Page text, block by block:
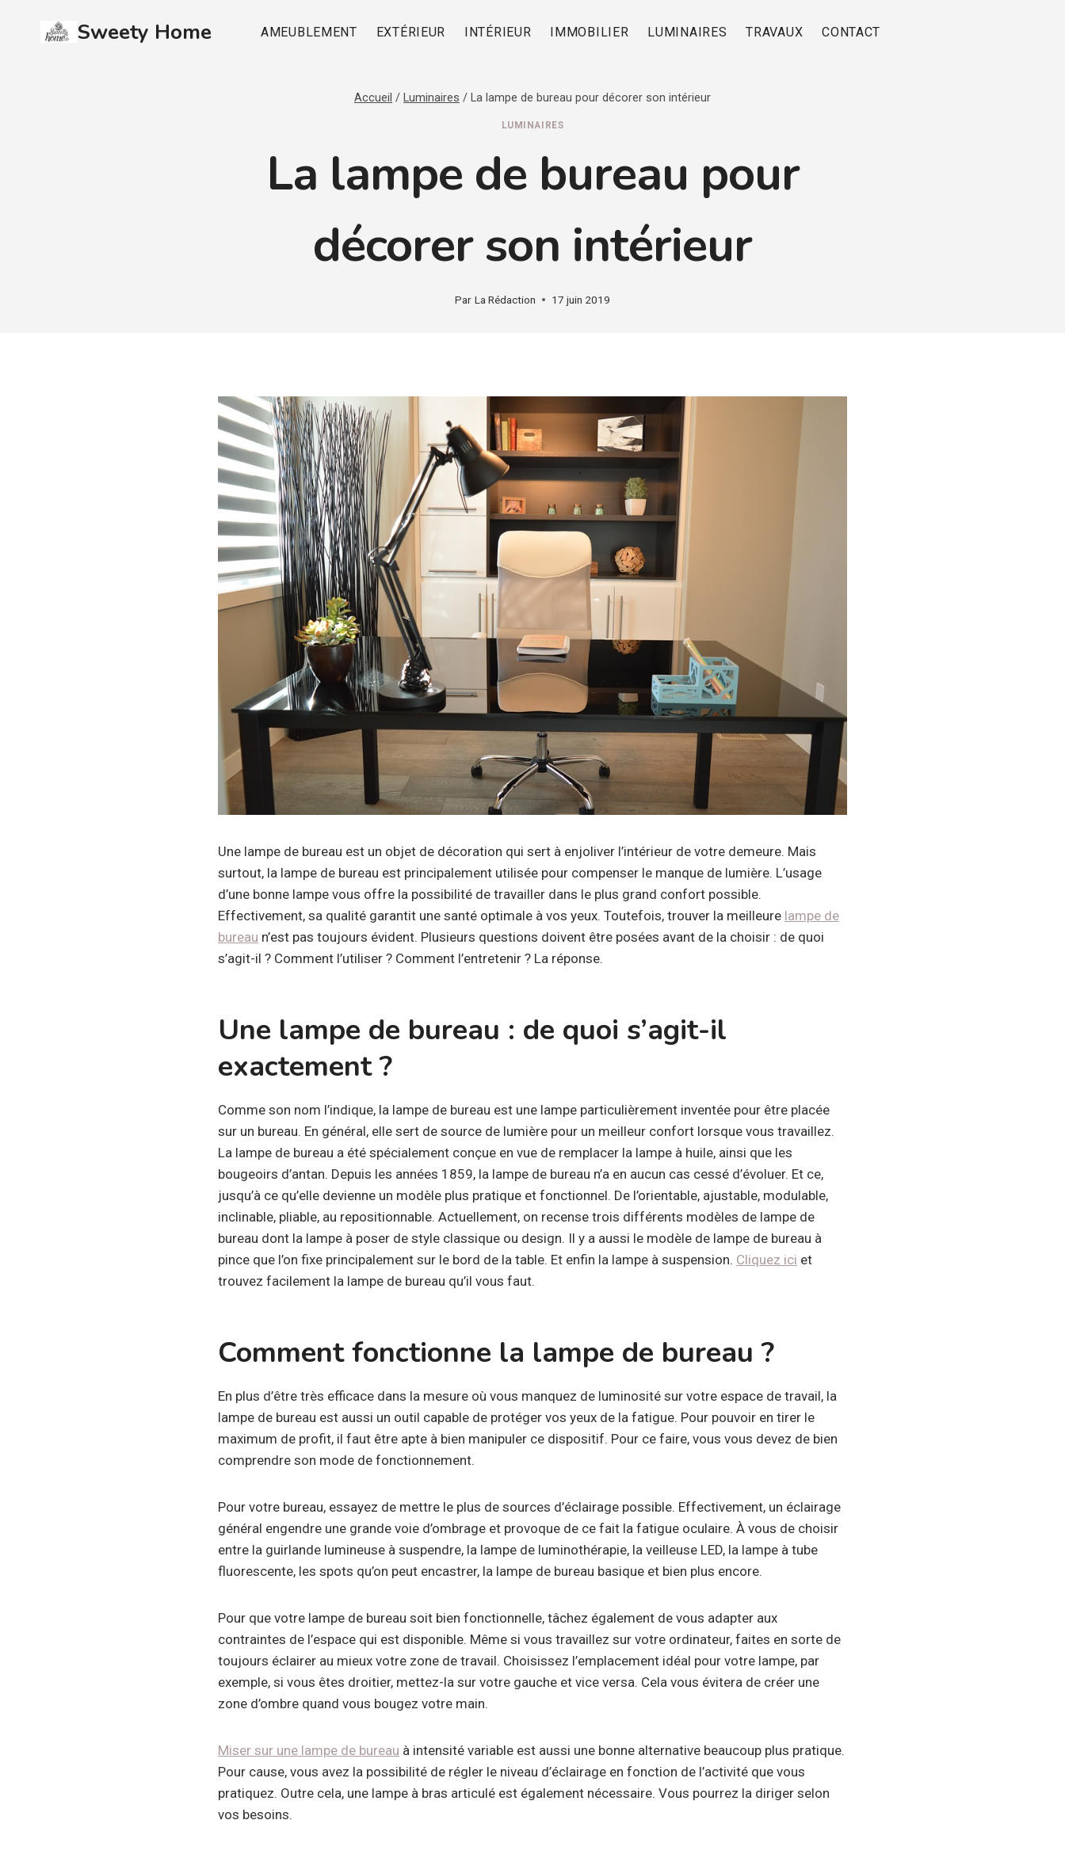
Sweety Home AMEUBLEMENT EXTÉRIEUR INTÉRIEUR IMMOBILIER LUMINAIRES TRAVAUX CONTACT
Accueil / Luminaires / La lampe de bureau pour décorer son intérieur
LUMINAIRES
La lampe de bureau pour
décorer son intérieur
Par La Rédaction 17 juin 2019
Une lampe de bureau est un objet de décoration qui sert à enjoliver l’intérieur de votre demeure. Mais
surtout, la lampe de bureau est principalement utilisée pour compenser le manque de lumière. L’usage
d’une bonne lampe vous offre la possibilité de travailler dans le plus grand confort possible.
Effectivement, sa qualité garantit une santé optimale à vos yeux. Toutefois, trouver la meilleure lampe de
bureau n’est pas toujours évident. Plusieurs questions doivent être posées avant de la choisir : de quoi
s’agit-il ? Comment l’utiliser ? Comment l’entretenir ? La réponse.
Une lampe de bureau : de quoi s’agit-il
exactement ?
Comme son nom l’indique, la lampe de bureau est une lampe particulièrement inventée pour être placée
sur un bureau. En général, elle sert de source de lumière pour un meilleur confort lorsque vous travaillez.
La lampe de bureau a été spécialement conçue en vue de remplacer la lampe à huile, ainsi que les
bougeoirs d’antan. Depuis les années 1859, la lampe de bureau n’a en aucun cas cessé d’évoluer. Et ce,
jusqu’à ce qu’elle devienne un modèle plus pratique et fonctionnel. De l’orientable, ajustable, modulable,
inclinable, pliable, au repositionnable. Actuellement, on recense trois différents modèles de lampe de
bureau dont la lampe à poser de style classique ou design. Il y a aussi le modèle de lampe de bureau à
pince que l’on fixe principalement sur le bord de la table. Et enfin la lampe à suspension. Cliquez ici et
trouvez facilement la lampe de bureau qu’il vous faut.
Comment fonctionne la lampe de bureau ?
En plus d’être très efficace dans la mesure où vous manquez de luminosité sur votre espace de travail, la
lampe de bureau est aussi un outil capable de protéger vos yeux de la fatigue. Pour pouvoir en tirer le
maximum de profit, il faut être apte à bien manipuler ce dispositif. Pour ce faire, vous vous devez de bien
comprendre son mode de fonctionnement.
Pour votre bureau, essayez de mettre le plus de sources d’éclairage possible. Effectivement, un éclairage
général engendre une grande voie d’ombrage et provoque de ce fait la fatigue oculaire. À vous de choisir
entre la guirlande lumineuse à suspendre, la lampe de luminothérapie, la veilleuse LED, la lampe à tube
fluorescente, les spots qu’on peut encastrer, la lampe de bureau basique et bien plus encore.
Pour que votre lampe de bureau soit bien fonctionnelle, tâchez également de vous adapter aux
contraintes de l’espace qui est disponible. Même si vous travaillez sur votre ordinateur, faites en sorte de
toujours éclairer au mieux votre zone de travail. Choisissez l’emplacement idéal pour votre lampe, par
exemple, si vous êtes droitier, mettez-la sur votre gauche et vice versa. Cela vous évitera de créer une
zone d’ombre quand vous bougez votre main.
Miser sur une lampe de bureau à intensité variable est aussi une bonne alternative beaucoup plus pratique.
Pour cause, vous avez la possibilité de régler le niveau d’éclairage en fonction de l’activité que vous
pratiquez. Outre cela, une lampe à bras articulé est également nécessaire. Vous pourrez la diriger selon
vos besoins.